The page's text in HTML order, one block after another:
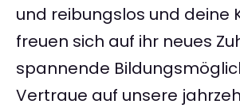
und reibungslos und deine
freuen sich auf ihr neues
spannende
Vertraue auf unsere